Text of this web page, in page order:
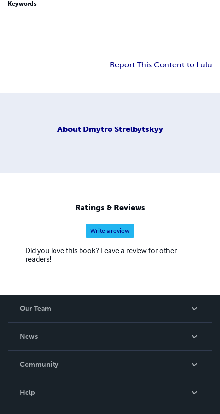
Keywords
Report This Content to Lulu
About Dmytro Strelbytskyy
Ratings & Reviews
Write a review
Did you love this book? Leave a review for other
readers!
Our Team
News
In The News
Community
Help